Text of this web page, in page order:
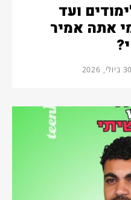
ועד
אתה אמיר
30 ביולי, 2026